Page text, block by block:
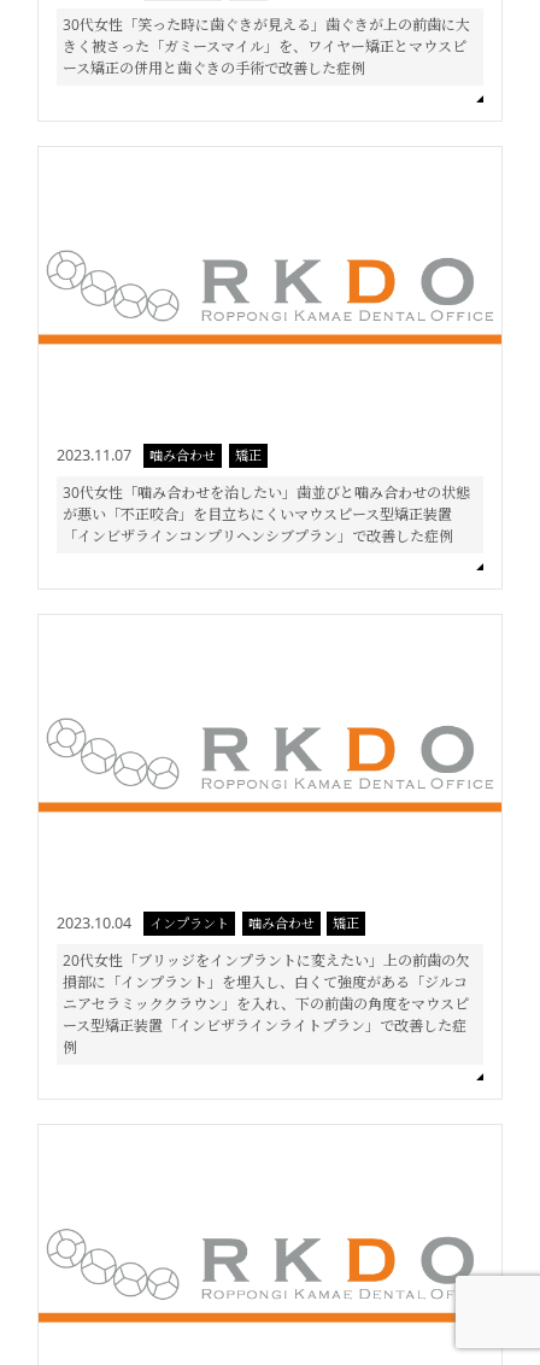
30代女性「笑った時に歯ぐきが見える」歯ぐきが上の前歯に大
きく被さった「ガミースマイル」を、ワイヤー矯正とマウスピ
ース矯正の併用と歯ぐきの手術で改善した症例
2023.11.07 噛み合わせ 矯正
30代女性「噛み合わせを治したい」歯並びと噛み合わせの状態
が悪い「不正咬合」を目立ちにくいマウスピース型矯正装置
「インビザラインコンプリヘンシブプラン」で改善した症例
2023.10.04 インプラント 噛み合わせ 矯正
20代女性「ブリッジをインプラントに変えたい」上の前歯の欠
損部に「インプラント」を埋入し、白くて強度がある「ジルコ
ニアセラミッククラウン」を入れ、下の前歯の角度をマウスピ
ース型矯正装置「インビザラインライトプラン」で改善した症
例